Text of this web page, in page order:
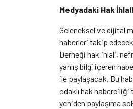
Medyadaki Hak
Geleneksel ve dijital
haberleri takip
Derneği hak ihlali,
yanlış bilgi içeren
ile paylaşacak. Bu
odaklı hak
yeniden paylaşıma